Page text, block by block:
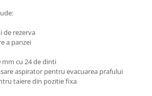
& manuale
de rezerva
a panzei
mm cu 24 de dinti
aspirator pentru evacuarea prafului
taiere din pozitie fixa